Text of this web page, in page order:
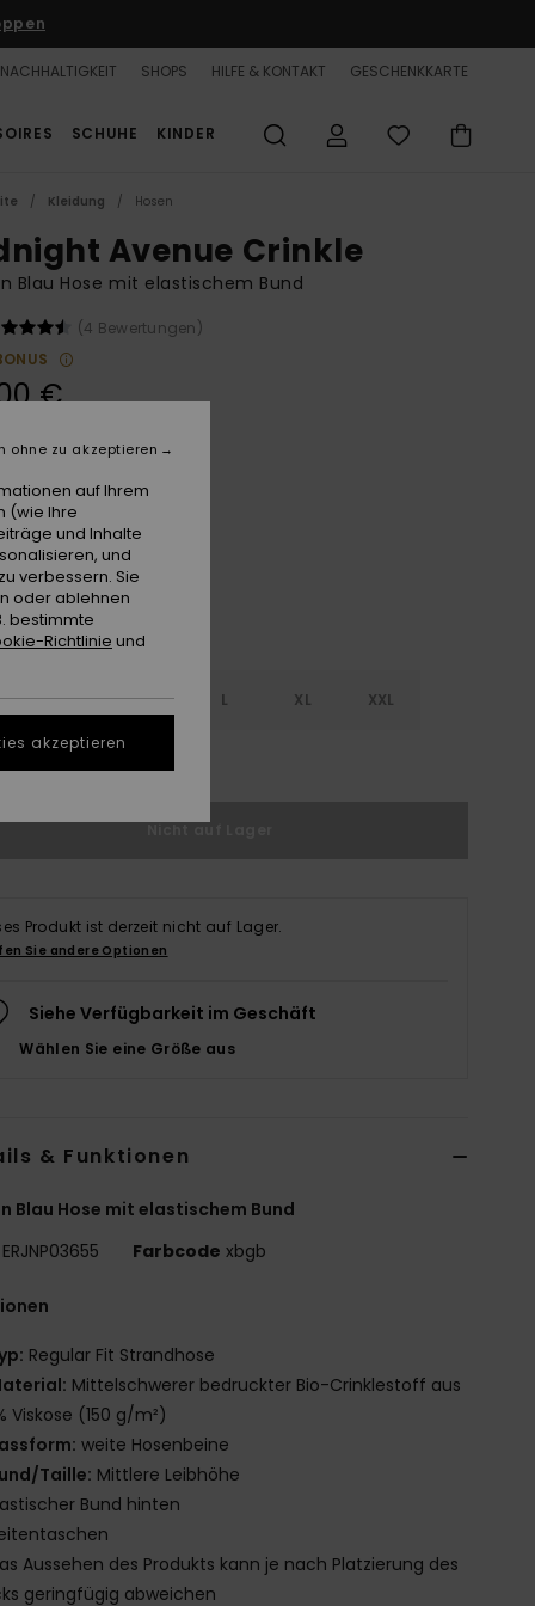
NACHHALTIGKEIT SHOPS HILFE & KONTAKT GESCHENKKARTE
SCHUHE KINDER
Kleidung Hosen
Avenue Crinkle
Blau Hose mit elastischem Bund
(4 Bewertungen)
€
Atomizer Hula Hibiscus Big
S M L XL XXL
ansehen
Produkt ist derzeit nicht auf Lager.
Sie andere Optionen
Siehe Verfügbarkeit im Geschäft
Wählen Sie eine Größe aus
& Funktionen
Blau Hose mit elastischem Bund
ERJNP03655 Farbcode xbgb
Regular Fit Strandhose
Mittelschwerer bedruckter Bio-Crinklestoff aus
Viskose (150 g/m²)
weite Hosenbeine
Taille: Mittlere Leibhöhe
Bund hinten
Aussehen des Produkts kann je nach Platzierung des
geringfügig abweichen
auf Ihrem
(wie Ihre
und Inhalte
und
verbessern. Sie
oder ablehnen
bestimmte
Richtlinie und
ohne zu akzeptieren
akzeptieren